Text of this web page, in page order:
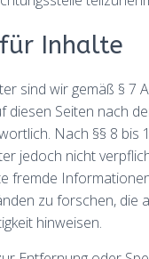
Inhalte
sind wir gemäß § 7
diesen Seiten nach
Nach §§ 8 bis
jedoch nicht
fremde
zu forschen, die
hinweisen.